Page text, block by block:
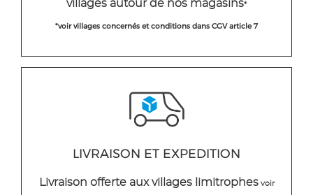
villages autour de nos magasins*
*voir villages concernés et conditions dans CGV article 7
LIVRAISON ET EXPEDITION
Livraison offerte aux villages limitrophesvoir